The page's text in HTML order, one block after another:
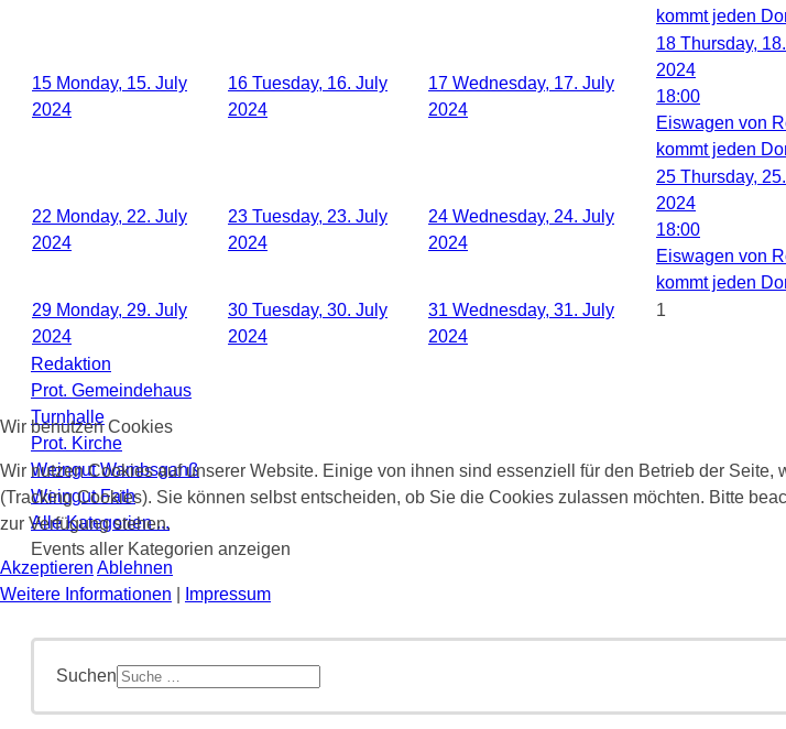
kommt jeden
15 Monday, 15. July
2024
16 Tuesday, 16. July
2024
17 Wednesday, 17. July
2024
18 Thursday,
2024
18:00
Eiswagen von
kommt jeden
22 Monday, 22. July
2024
23 Tuesday, 23. July
2024
24 Wednesday, 24. July
2024
25 Thursday,
2024
18:00
Eiswagen von
kommt jeden
29 Monday, 29. July
2024
30 Tuesday, 30. July
2024
31 Wednesday, 31. July
2024
1
Redaktion
Prot. Gemeindehaus
Turnhalle
Prot. Kirche
Weingut Wambsganß
Weingut Fath
Alle Kategorien ...
Events aller Kategorien anzeigen
Suchen
Wir benutzen Cookies
Wir nutzen Cookies auf unserer Website. Einige von ihnen sind essenziell für den Betrieb der
(Tracking Cookies). Sie können selbst entscheiden, ob Sie die Cookies zulassen möchten. Bitte
zur Verfügung stehen.
Akzeptieren Ablehnen
Weitere Informationen
Impressum